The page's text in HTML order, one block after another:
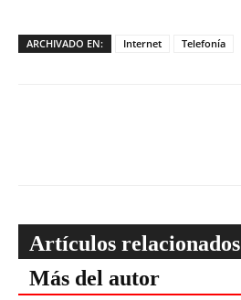
ARCHIVADO EN: Internet Telefonía
Artículos relacionados
Más del autor